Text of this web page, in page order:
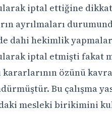
iptal ettiğine
ayrılmaları
dahi hekimlik
iptal etmişti fakat
özünü
Bu çalışma
mesleki birikimini